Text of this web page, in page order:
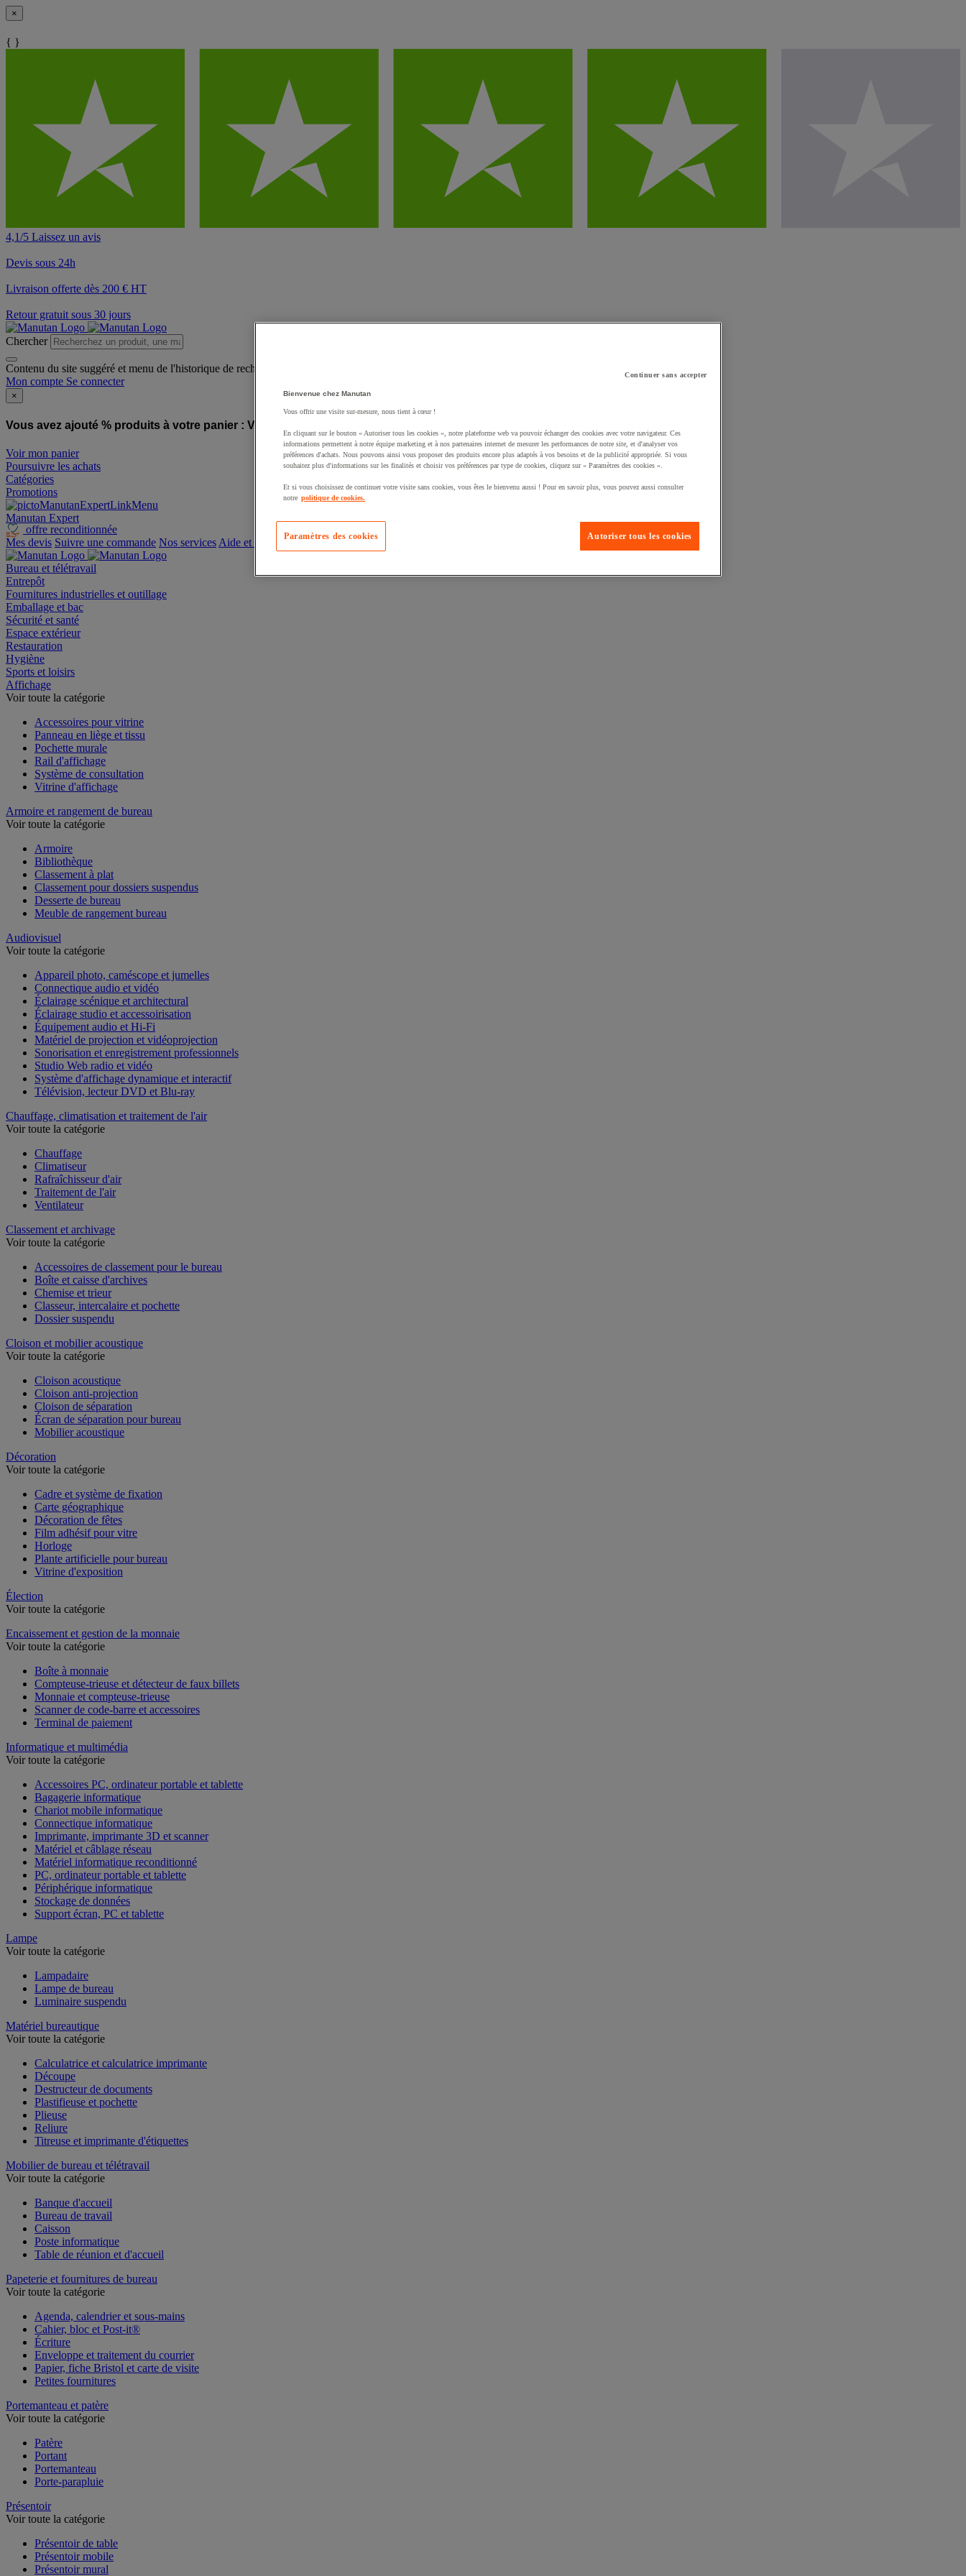
×
{ }
4,1/5 Laissez un avis
Devis sous 24h
Livraison offerte dès 200 € HT
Retour gratuit sous 30 jours
Chercher
Contenu du site suggéré et menu de l'historique de recherche
Mon compte Se connecter
×
Vous avez ajouté % produits à votre panier : Vous avez ajouté un produit à votre panier :
Voir mon panier
Poursuivre les achats
Catégories
Promotions
Manutan Expert
offre reconditionnée
Mes devis Suivre une commande Nos services Aide et contact
Bureau et télétravail
Entrepôt
Fournitures industrielles et outillage
Emballage et bac
Sécurité et santé
Espace extérieur
Restauration
Hygiène
Sports et loisirs
Affichage
Voir toute la catégorie
Accessoires pour vitrine
Panneau en liège et tissu
Pochette murale
Rail d'affichage
Système de consultation
Vitrine d'affichage
Armoire et rangement de bureau
Voir toute la catégorie
Armoire
Bibliothèque
Classement à plat
Classement pour dossiers suspendus
Desserte de bureau
Meuble de rangement bureau
Audiovisuel
Voir toute la catégorie
Appareil photo, caméscope et jumelles
Connectique audio et vidéo
Éclairage scénique et architectural
Éclairage studio et accessoirisation
Équipement audio et Hi-Fi
Matériel de projection et vidéoprojection
Sonorisation et enregistrement professionnels
Studio Web radio et vidéo
Système d'affichage dynamique et interactif
Télévision, lecteur DVD et Blu-ray
Chauffage, climatisation et traitement de l'air
Voir toute la catégorie
Chauffage
Climatiseur
Rafraîchisseur d'air
Traitement de l'air
Ventilateur
Classement et archivage
Voir toute la catégorie
Accessoires de classement pour le bureau
Boîte et caisse d'archives
Chemise et trieur
Classeur, intercalaire et pochette
Dossier suspendu
Cloison et mobilier acoustique
Voir toute la catégorie
Cloison acoustique
Cloison anti-projection
Cloison de séparation
Écran de séparation pour bureau
Mobilier acoustique
Décoration
Voir toute la catégorie
Cadre et système de fixation
Carte géographique
Décoration de fêtes
Film adhésif pour vitre
Horloge
Plante artificielle pour bureau
Vitrine d'exposition
Élection
Voir toute la catégorie
Encaissement et gestion de la monnaie
Voir toute la catégorie
Boîte à monnaie
Compteuse-trieuse et détecteur de faux billets
Monnaie et compteuse-trieuse
Scanner de code-barre et accessoires
Terminal de paiement
Informatique et multimédia
Voir toute la catégorie
Accessoires PC, ordinateur portable et tablette
Bagagerie informatique
Chariot mobile informatique
Connectique informatique
Imprimante, imprimante 3D et scanner
Matériel et câblage réseau
Matériel informatique reconditionné
PC, ordinateur portable et tablette
Périphérique informatique
Stockage de données
Support écran, PC et tablette
Lampe
Voir toute la catégorie
Lampadaire
Lampe de bureau
Luminaire suspendu
Matériel bureautique
Voir toute la catégorie
Calculatrice et calculatrice imprimante
Découpe
Destructeur de documents
Plastifieuse et pochette
Plieuse
Reliure
Titreuse et imprimante d'étiquettes
Mobilier de bureau et télétravail
Voir toute la catégorie
Banque d'accueil
Bureau de travail
Caisson
Poste informatique
Table de réunion et d'accueil
Papeterie et fournitures de bureau
Voir toute la catégorie
Agenda, calendrier et sous-mains
Cahier, bloc et Post-it®
Écriture
Enveloppe et traitement du courrier
Papier, fiche Bristol et carte de visite
Petites fournitures
Portemanteau et patère
Voir toute la catégorie
Patère
Portant
Portemanteau
Porte-parapluie
Présentoir
Voir toute la catégorie
Présentoir de table
Présentoir mobile
Présentoir mural
Continuer sans accepter
Bienvenue chez Manutan
Vous offrir une visite sur-mesure, nous tient à cœur !
En cliquant sur le bouton « Autoriser tous les cookies », notre plateforme web va pouvoir échanger des cookies avec votre navigateur. Ces
informations permettent à notre équipe marketing et à nos partenaires internet de mesurer les performances de notre site, et d'analyser vos
préférences d'achats. Nous pouvons ainsi vous proposer des produits encore plus adaptés à vos besoins et de la publicité appropriée. Si vous
souhaitez plus d'informations sur les finalités et choisir vos préférences par type de cookies, cliquez sur « Paramètres des cookies ».
Et si vous choisissez de continuer votre visite sans cookies, vous êtes le bienvenu aussi ! Pour en savoir plus, vous pouvez aussi consulter
notre politique de cookies.
Autoriser tous les cookies
Paramètres des cookies